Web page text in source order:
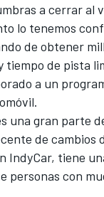
a cerrar al
lo tenemos
de obtener
tiempo de pista
a un
una gran parte
de cambios
IndyCar, tiene
personas con